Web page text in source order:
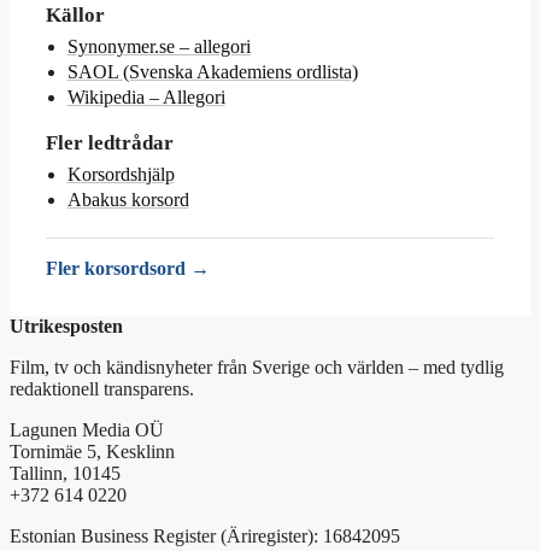
Källor
Synonymer.se – allegori
SAOL (Svenska Akademiens ordlista)
Wikipedia – Allegori
Fler ledtrådar
Korsordshjälp
Abakus korsord
Fler korsordsord →
Utrikesposten
Film, tv och kändisnyheter från Sverige och världen – med tydlig
redaktionell transparens.
Lagunen Media OÜ
Tornimäe 5, Kesklinn
Tallinn, 10145
+372 614 0220
Estonian Business Register (Äriregister): 16842095